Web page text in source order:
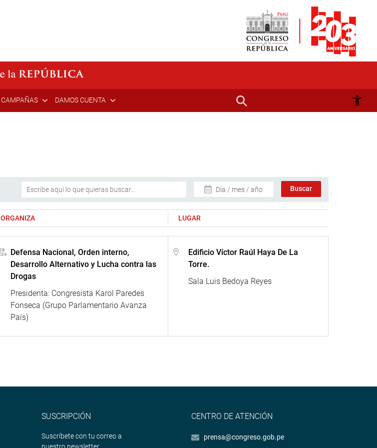
CAMPAÑAS DAMOS CUENTA
Día / mes / año
ORGANIZA LUGAR
Defensa Nacional, Orden interno,
Desarrollo Alternativo y Lucha contra las
Drogas
Presidenta: Congresista Karol Paredes
Fonseca (Grupo Parlamentario Avanza
País)
Edificio Víctor Raúl Haya De La
Torre.
Sala Luis Bedoya Reyes
SUSCRIPCIÓN
Suscríbete con tu correo a
CENTRO DE ATENCIÓN
prensa@congreso.gob.pe